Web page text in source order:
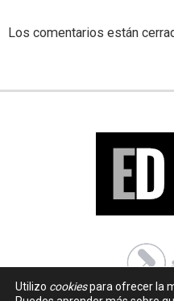
Los comentarios están
Utilizo cookiespara ofrecer la